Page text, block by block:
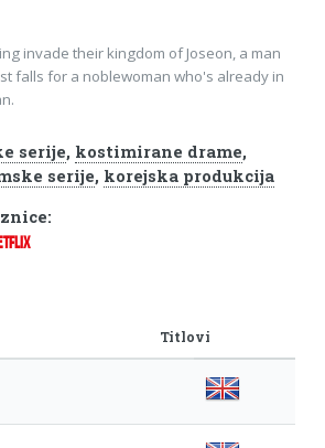
invade their kingdom of Joseon, a man
falls for a noblewoman who's already in
serije, kostimirane drame,
serije, korejska produkcija
Titlovi